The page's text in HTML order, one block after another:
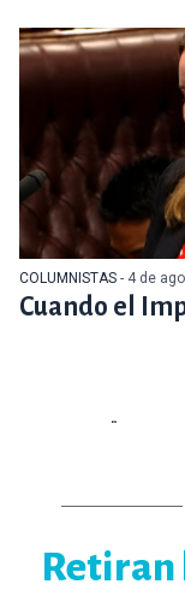
COLUMNISTAS - 4 de
Cuando el
Retiran